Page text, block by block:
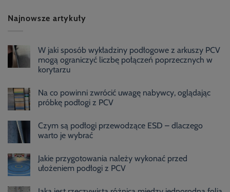
Najnowsze artykuły
W jaki sposób wykładziny podłogowe z arkuszy PCV
mogą ograniczyć liczbę połączeń poprzecznych w
korytarzu
Na co powinni zwrócić uwagę nabywcy, oglądając
próbkę podłogi z PCV
Czym są podłogi przewodzące ESD – dlaczego
warto je wybrać
Jakie przygotowania należy wykonać przed
ułożeniem podłogi z PCV